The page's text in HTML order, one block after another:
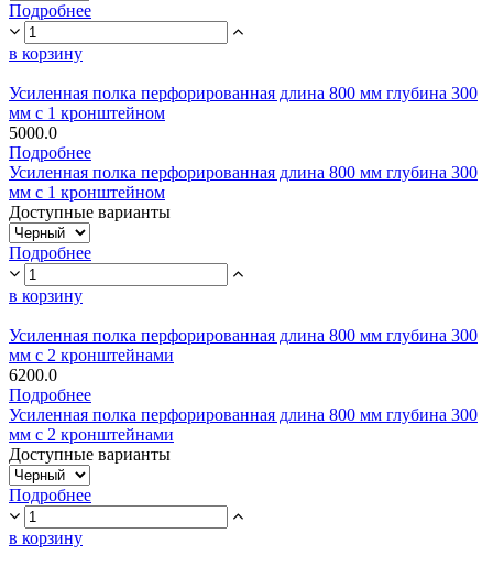
Подробнее
в корзину
Усиленная полка перфорированная длина 800 мм глубина 300
мм с 1 кронштейном
5000.0
Подробнее
Усиленная полка перфорированная длина 800 мм глубина 300
мм с 1 кронштейном
Доступные варианты
Подробнее
в корзину
Усиленная полка перфорированная длина 800 мм глубина 300
мм с 2 кронштейнами
6200.0
Подробнее
Усиленная полка перфорированная длина 800 мм глубина 300
мм с 2 кронштейнами
Доступные варианты
Подробнее
в корзину